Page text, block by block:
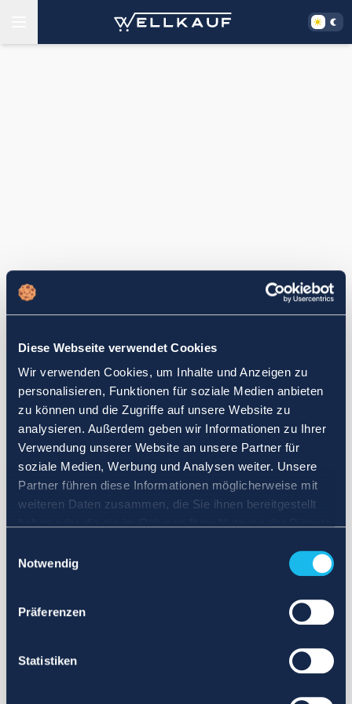
Diese Webseite verwendet Cookies
Wir verwenden Cookies, um Inhalte und Anzeigen zu
personalisieren, Funktionen für soziale Medien anbieten
zu können und die Zugriffe auf unsere Website zu
analysieren. Außerdem geben wir Informationen zu Ihrer
Verwendung unserer Website an unsere Partner für
soziale Medien, Werbung und Analysen weiter. Unsere
Partner führen diese Informationen möglicherweise mit
weiteren Daten zusammen, die Sie ihnen bereitgestellt
Notwendig
Präferenzen
Statistiken